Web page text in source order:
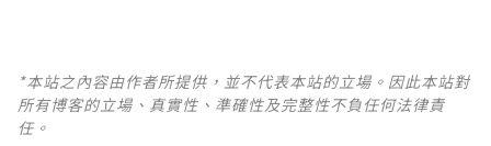
*本站之內容由作者所提供，並不代表本站的立場。因此本站對
所有博客的立場、真實性、準確性及完整性不負任何法律責
任。